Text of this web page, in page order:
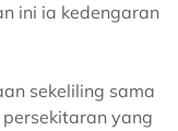
ini ia kedengaran
sekeliling sama
yang